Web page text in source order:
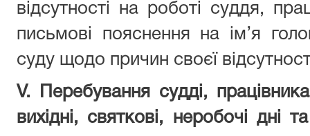
відсутності на роботі суддя,
письмові пояснення на ім’я
суду щодо причин своєї
V. Перебування судді,
вихідні, святкові, неробочі дні